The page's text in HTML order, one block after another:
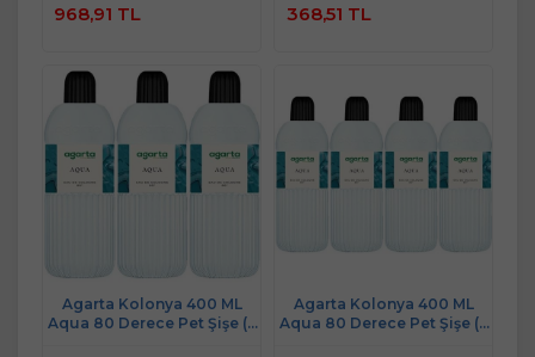
968,91 TL 368,51 TL
Agarta Kolonya 400 ML
Aqua 80 Derece Pet Şişe (3
Agarta Kolonya 400 ML
Aqua 80 Derece Pet Şişe (4